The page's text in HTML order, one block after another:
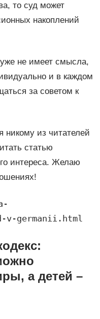
то суд может
накоплений
не имеет смысла,
и в каждом
за советом к
из читателей
статью
интереса. Желаю
v-germanii.html
а детей –